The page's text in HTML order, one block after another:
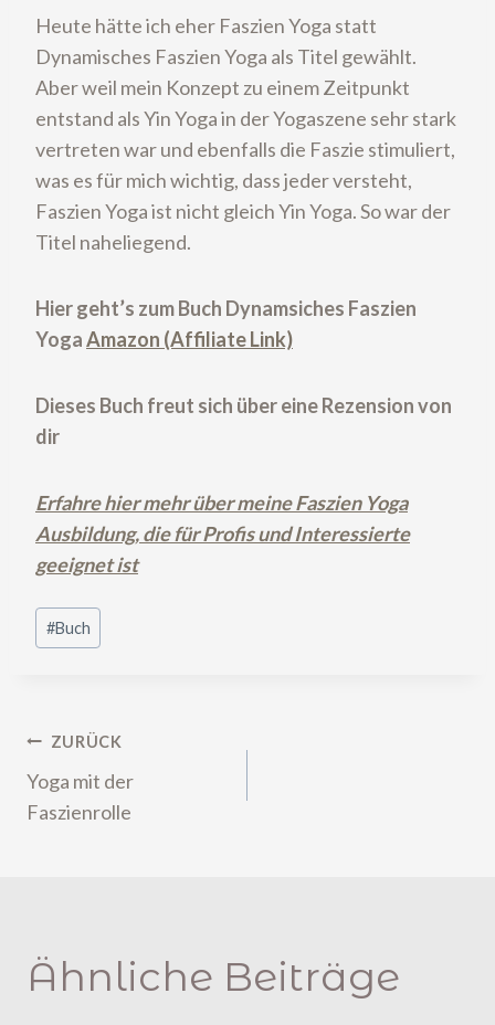
Heute hätte ich eher Faszien Yoga statt
Dynamisches Faszien Yoga als Titel gewählt.
Aber weil mein Konzept zu einem Zeitpunkt
entstand als Yin Yoga in der Yogaszene sehr stark
vertreten war und ebenfalls die Faszie stimuliert,
was es für mich wichtig, dass jeder versteht,
Faszien Yoga ist nicht gleich Yin Yoga. So war der
Titel naheliegend.
Hier geht’s zum Buch Dynamsiches Faszien
YogaAmazon (Affiliate Link)
Dieses Buch freut sich über eine Rezension von
dir
Erfahre hier mehr über meine Faszien Yoga
Ausbildung, die für Profis und Interessierte
geeignet ist
Schlagworte:
#Buch
Beitragsnavigation
ZURÜCK
Yoga mit der
Faszienrolle
Ähnliche Beiträge